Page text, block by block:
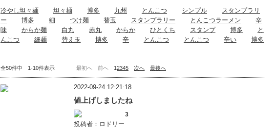
冷やし坦々麺 坦々麺 博多 九州 とんこつ シンプル
スタンプラリ
ー
博多 細 つけ麺 替玉 スタンプラリー とんこつラーメン
辛
味
からか麺 白丸 赤丸 からか ひとくち スタンプ 博多
と
んこつ
細麺 替え玉 博多 辛 とんこつ とんこつ 辛い 博多
全50件中 1-10件表示 最初へ 前へ 12345 次へ 最後へ
2022-09-24 12:21:18
値上げしましたね
3
投稿者：ロドリー